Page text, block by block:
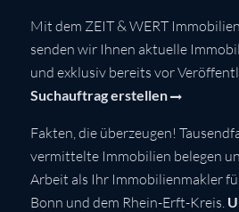
Mit dem ZEIT & WERT
senden wir Ihnen aktuelle
und exklusiv bereits vor
Suchauftrag erstellen
Fakten, die überzeugen!
vermittelte Immobilien belegen
Arbeit als Ihr Immobilienmakler
Bonn und dem Rhein-Erft-Kreis.